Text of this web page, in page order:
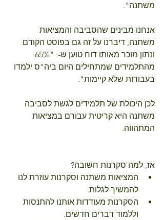
משתנה".
אנחנו מבינים שהסביבה והמציאות
משתנה, דיברנו על זה גם בפוסט הקודם
מהתלמידים שמתחילים היום ביה"ס ילמדו
בעבודות שלא קיימות".
לכן היכולת של תלמידים לגשת לסביבה
משתנה היא קריטית עבורם במציאות
המתהווה.
אז, למה סקרנות חשובה?
המציאות משתנה וסקרנות עוזרת לנו
להמשיך לגלות.
הסקרנות מעודדות אותנו להתנסות
וללמוד דברים חדשים.